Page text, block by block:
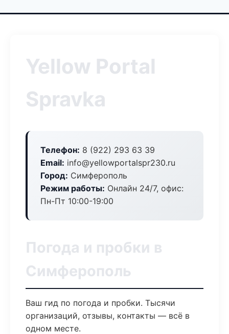
Yellow Portal
Spravka
Телефон: 8 (922) 293 63 39
Email: info@yellowportalspr230.ru
Город: Симферополь
Режим работы: Онлайн 24/7, офис:
Пн-Пт 10:00-19:00
Погода и пробки в
Симферополь
Ваш гид по погода и пробки. Тысячи
организаций, отзывы, контакты — всё в
одном месте.